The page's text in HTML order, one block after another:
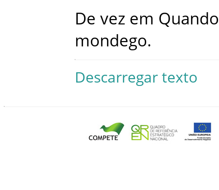
De vez em Quando
mondego.
Descarregar texto